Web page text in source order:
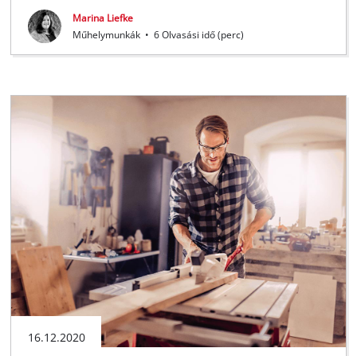
Marina Liefke
Műhelymunkák • 6 Olvasási idő (perc)
16.12.2020